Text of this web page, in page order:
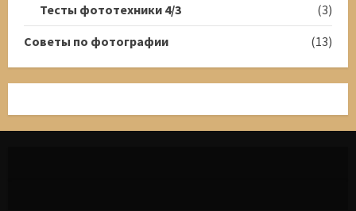
Тесты фототехники 4/3
(3)
Советы по фотографии
(13)